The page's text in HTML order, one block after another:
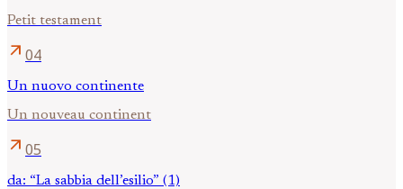
Petit testament
arrow_outward 04
Un nuovo continente
Un nouveau continent
arrow_outward 05
da: “La sabbia dell’esilio” (1)